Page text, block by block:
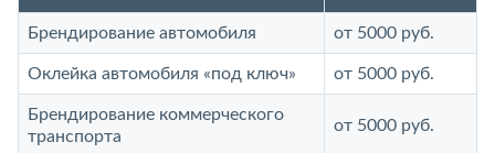
Брендирование автомобиля от 5000 руб.
Оклейка автомобиля «под ключ» от 5000 руб.
Брендирование коммерческого
транспорта
от 5000 руб.